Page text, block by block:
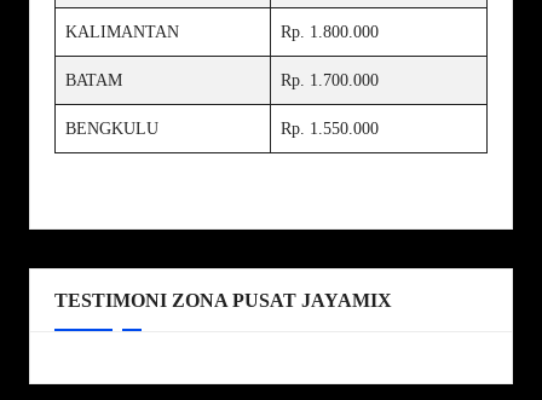
KALIMANTAN Rp. 1.800.000
BATAM Rp. 1.700.000
BENGKULU Rp. 1.550.000
TESTIMONI ZONA PUSAT JAYAMIX